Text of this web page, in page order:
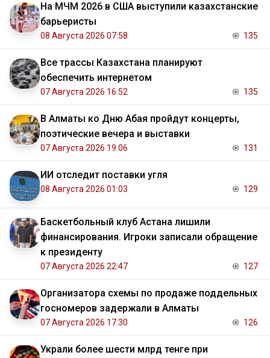
На МЧМ 2026 в США выступили казахстанские
барьеристы
08 Августа 2026 07:58 135
Все трассы Казахстана планируют
обеспечить интернетом
07 Августа 2026 16:52 135
В Алматы ко Дню Абая пройдут концерты,
поэтические вечера и выставки
07 Августа 2026 19:06 131
ИИ отследит поставки угля
08 Августа 2026 01:03 129
Баскетбольный клуб Астана лишили
финансирования. Игроки записали обращение
к президенту
07 Августа 2026 22:47 127
Организатора схемы по продаже поддельных
госномеров задержали в Алматы
07 Августа 2026 17:30 126
Украли более шести млрд тенге при